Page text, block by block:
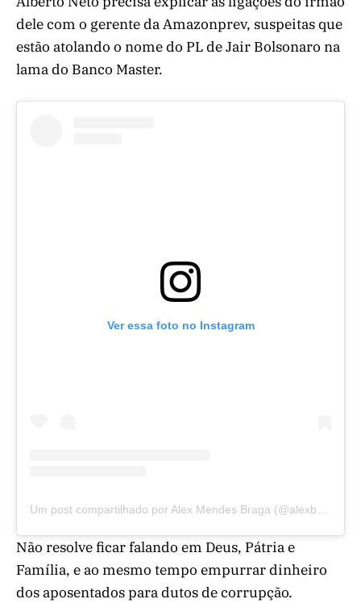
dele com o gerente da Amazonprev, suspeitas que
estão atolando o nome do PL de Jair Bolsonaro na
lama do Banco Master.
Ver essa foto no Instagram
Um post compartilhado por Alex Mendes Braga (@alexbragaofc)
Não resolve ficar falando em Deus, Pátria e
Família, e ao mesmo tempo empurrar dinheiro
dos aposentados para dutos de corrupção.